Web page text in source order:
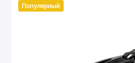
Ремонт компьютеров
Популярный